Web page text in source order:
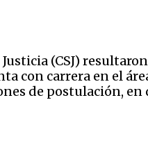
(CSJ)
con carrera en el
de postulación,